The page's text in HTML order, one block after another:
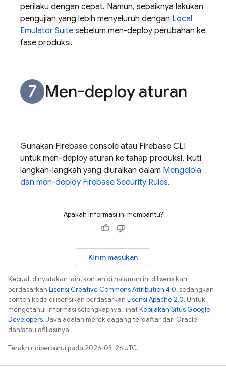
perilaku dengan cepat. Namun, sebaiknya lakukan
pengujian yang lebih menyeluruh dengan Local
Emulator Suite sebelum men-deploy perubahan ke
fase produksi.
Men-deploy aturan
Gunakan Firebase console atau Firebase CLI
untuk men-deploy aturan ke tahap produksi. Ikuti
langkah-langkah yang diuraikan dalam Mengelola
dan men-deploy Firebase Security Rules.
Apakah informasi ini membantu?
Kirim masukan
Kecuali dinyatakan lain, konten di halaman ini dilisensikan
berdasarkan Lisensi Creative Commons Attribution 4.0, sedangkan
contoh kode dilisensikan berdasarkan Lisensi Apache 2.0. Untuk
mengetahui informasi selengkapnya, lihatKebijakan Situs Google
Developers. Java adalah merek dagang terdaftar dari Oracle
dan/atau afiliasinya.
Terakhir diperbarui pada 2026-03-26 UTC.